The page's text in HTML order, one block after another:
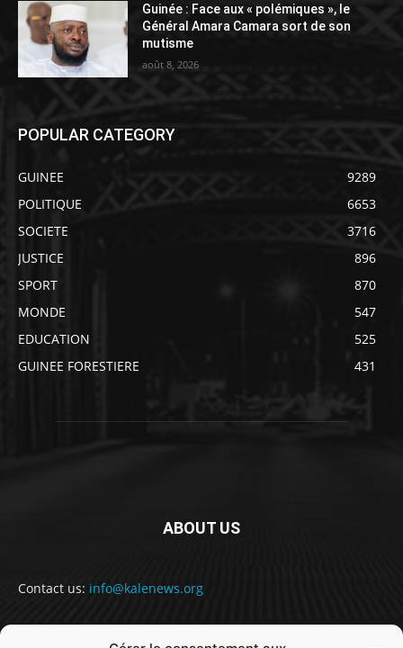
Guinée : Face aux « polémiques », le
Général Amara Camara sort de son
mutisme
août 8, 2026
POPULAR CATEGORY
GUINEE
9289
POLITIQUE
6653
SOCIETE
3716
JUSTICE
896
SPORT
870
MONDE
547
EDUCATION
525
GUINEE FORESTIERE
431
ABOUT US
Contact us: info@kalenews.org